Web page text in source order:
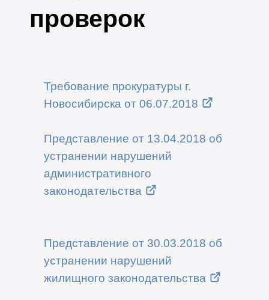
проверок
Требование прокуратуры г.
Новосибирска от 06.07.2018
Представление от 13.04.2018 об
устранении нарушений
административного
законодательства
Представление от 30.03.2018 об
устранении нарушений
жилищного законодательства